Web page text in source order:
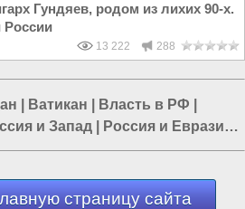
Гундяев, родом из лихих 90-х.
России
13 222 288
Ватикан Власть в РФ
и Запад Россия и Евразия|
страницу сайта